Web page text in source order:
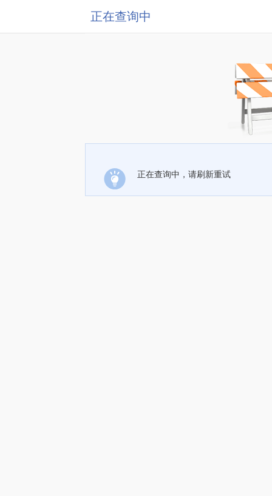
正在查询中
正在查询中，请刷新重试